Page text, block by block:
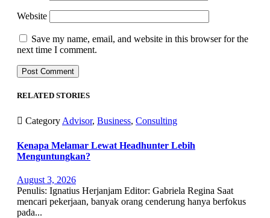
Website
Save my name, email, and website in this browser for the
next time I comment.
RELATED STORIES
 CategoryAdvisor, Business, Consulting
Kenapa Melamar Lewat Headhunter Lebih
Menguntungkan?
August 3, 2026
Penulis: Ignatius Herjanjam Editor: Gabriela Regina Saat
mencari pekerjaan, banyak orang cenderung hanya berfokus
pada...